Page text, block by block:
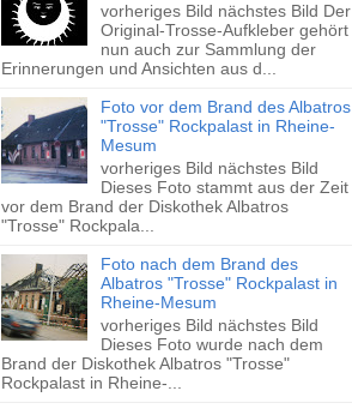
vorheriges Bild nächstes Bild Der
Original-Trosse-Aufkleber gehört
nun auch zur Sammlung der
Erinnerungen und Ansichten aus d...
Foto vor dem Brand des Albatros
"Trosse" Rockpalast in Rheine-
Mesum
vorheriges Bild nächstes Bild
Dieses Foto stammt aus der Zeit
vor dem Brand der Diskothek Albatros
"Trosse" Rockpala...
Foto nach dem Brand des
Albatros "Trosse" Rockpalast in
Rheine-Mesum
vorheriges Bild nächstes Bild
Dieses Foto wurde nach dem
Brand der Diskothek Albatros "Trosse"
Rockpalast in Rheine-...